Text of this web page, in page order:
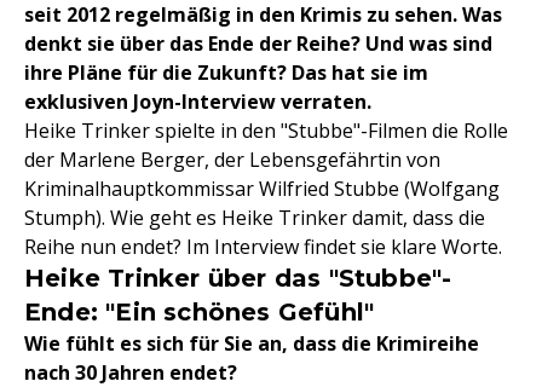
seit 2012 regelmäßig in den Krimis zu sehen. Was
denkt sie über das Ende der Reihe? Und was sind
ihre Pläne für die Zukunft? Das hat sie im
exklusiven Joyn-Interview verraten.
Heike Trinker spielte in den "Stubbe"-Filmen die Rolle
der Marlene Berger, der Lebensgefährtin von
Kriminalhauptkommissar Wilfried Stubbe (Wolfgang
Stumph). Wie geht es Heike Trinker damit, dass die
Reihe nun endet? Im Interview findet sie klare Worte.
Heike Trinker über das "Stubbe"-
Ende: "Ein schönes Gefühl"
Wie fühlt es sich für Sie an, dass die Krimireihe
nach 30 Jahren endet?